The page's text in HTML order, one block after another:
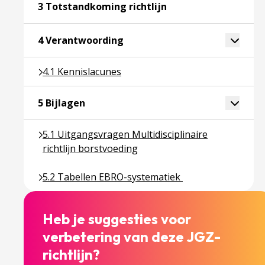
3 Totstandkoming richtlijn
4 Verantwoording Ga naar pagina over 4 Toggle
4.1 Kennislacunes
Ga naar pagina over 4.1 Kennislacunes
5 Bijlagen Toggle
5.1 Uitgangsvragen Multidisciplinaire
richtlijn borstvoeding
Ga naar pagina over 5.1 Uitgangsvragen
5.2 Tabellen EBRO-systematiek
Ga naar pagina over 5.2 Tabellen EBRO-systematiek
Heb je suggesties voor
verbetering van deze JGZ-
richtlijn?